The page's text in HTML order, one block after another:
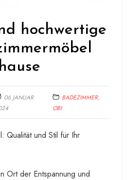
hochwertige
06 JANUAR
BADEZIMMER,
OBI
Qualität und Stil für Ihr
Ort der Entspannung und